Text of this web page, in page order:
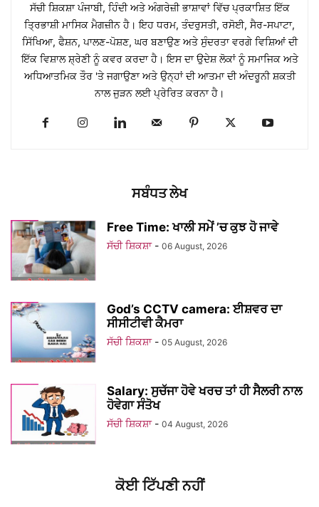
ਸੱਚੀ ਸ਼ਿਕਸ਼ਾ ਪੰਜਾਬੀ, ਹਿੰਦੀ ਅਤੇ ਅੰਗਰੇਜ਼ੀ ਭਾਸ਼ਾਵਾਂ ਵਿੱਚ ਪ੍ਰਕਾਸ਼ਿਤ ਇੱਕ
ਤ੍ਰਿਭਾਸ਼ੀ ਮਾਸਿਕ ਮੈਗਜ਼ੀਨ ਹੈ। ਇਹ ਧਰਮ, ਤੰਦਰੁਸਤੀ, ਰਸੋਈ, ਸੈਰ-ਸਪਾਟਾ,
ਸਿੱਖਿਆ, ਫੈਸ਼ਨ, ਪਾਲਣ-ਪੋਸ਼ਣ, ਘਰ ਬਣਾਉਣ ਅਤੇ ਸੁੰਦਰਤਾ ਵਰਗੇ ਵਿਸ਼ਿਆਂ ਦੀ
ਇੱਕ ਵਿਸ਼ਾਲ ਸ਼੍ਰੇਣੀ ਨੂੰ ਕਵਰ ਕਰਦਾ ਹੈ। ਇਸ ਦਾ ਉਦੇਸ਼ ਲੋਕਾਂ ਨੂੰ ਸਮਾਜਿਕ ਅਤੇ
ਅਧਿਆਤਮਿਕ ਤੌਰ 'ਤੇ ਜਗਾਉਣਾ ਅਤੇ ਉਨ੍ਹਾਂ ਦੀ ਆਤਮਾ ਦੀ ਅੰਦਰੂਨੀ ਸ਼ਕਤੀ
ਨਾਲ ਜੁੜਨ ਲਈ ਪ੍ਰੇਰਿਤ ਕਰਨਾ ਹੈ।
ਸਬੰਧਤ ਲੇਖ
Free Time: ਖਾਲੀ ਸਮੇਂ ’ਚ ਕੁਝ ਹੋ ਜਾਵੇ
ਸੱਚੀ ਸ਼ਿਕਸ਼ਾ - 06 August, 2026
God’s CCTV camera: ਈਸ਼ਵਰ ਦਾ
ਸੀਸੀਟੀਵੀ ਕੈਮਰਾ
ਸੱਚੀ ਸ਼ਿਕਸ਼ਾ - 05 August, 2026
Salary: ਸੁਚੱਜਾ ਹੋਵੇ ਖਰਚ ਤਾਂ ਹੀ ਸੈਲਰੀ ਨਾਲ
ਹੋਵੇਗਾ ਸੰਤੋਖ
ਸੱਚੀ ਸ਼ਿਕਸ਼ਾ - 04 August, 2026
ਕੋਈ ਟਿੱਪਣੀ ਨਹੀਂ